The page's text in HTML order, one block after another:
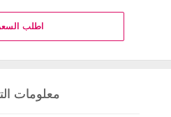
اطلب
معلومات